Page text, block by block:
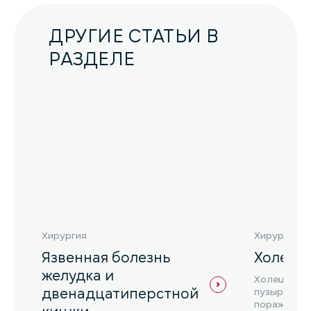
ДРУГИЕ СТАТЬИ В
РАЗДЕЛЕ
Хирургия
Язвенная болезнь
желудка и
двенадцатиперстной
Хирургия
пузыря,